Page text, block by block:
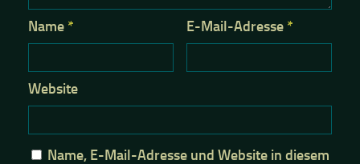
Name * E-Mail-Adresse *
Website
Name, E-Mail-Adresse und Website in diesem